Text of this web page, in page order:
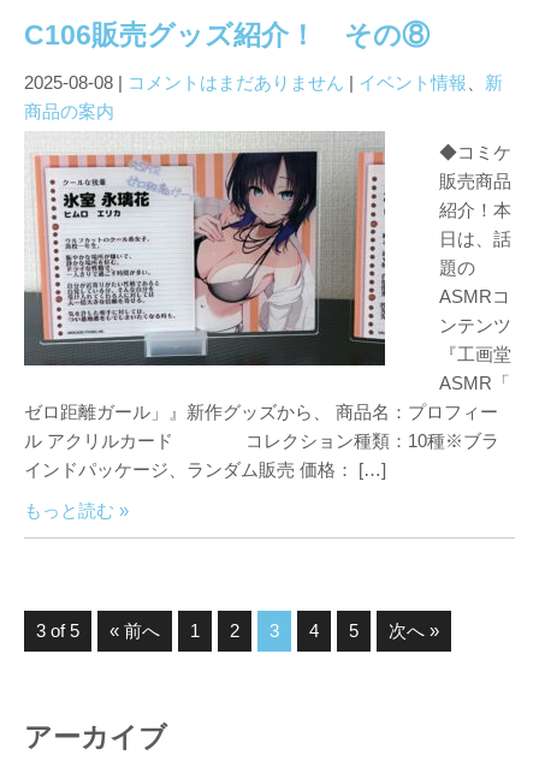
C106販売グッズ紹介！ その⑧
2025-08-08 | コメントはまだありません | イベント情報
新
商品の案内
◆コミケ
販売商品
紹介！本
日は、話
題の
ASMRコ
ンテンツ
『工画堂
ASMR「
ゼロ距離ガール」』新作グッズから、 商品名：プロフィー
ル アクリルカード コレクション種類：10種※ブラ
インドパッケージ、ランダム販売 価格： […]
もっと読む »
3 of 5 « 前へ 1 2 3 4 5 次へ »
アーカイブ